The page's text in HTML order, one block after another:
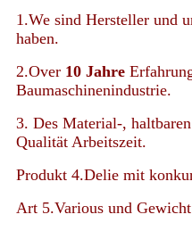
1.We sind Hersteller und
haben.
2.Over 10 Jahre
Baumaschinenindustrie.
3. Des Material-,
Qualität Arbeitszeit.
Produkt 4.Delie mit
Art 5.Various und